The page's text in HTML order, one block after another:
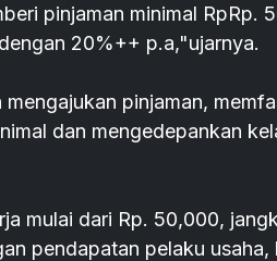
pinjaman minimal RpRp.
20%++ p.a,"ujarnya.
pinjaman,
dan mengedepankan
mulai dari Rp. 50,000,
pendapatan pelaku